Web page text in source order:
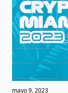
mayo 9, 2023